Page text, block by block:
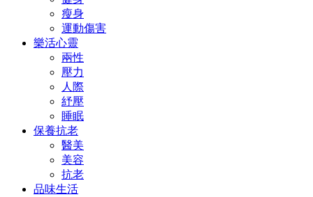
瘦身
運動傷害
樂活心靈
兩性
壓力
人際
紓壓
睡眠
保養抗老
醫美
美容
抗老
品味生活